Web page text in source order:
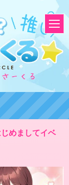
めましてイベ